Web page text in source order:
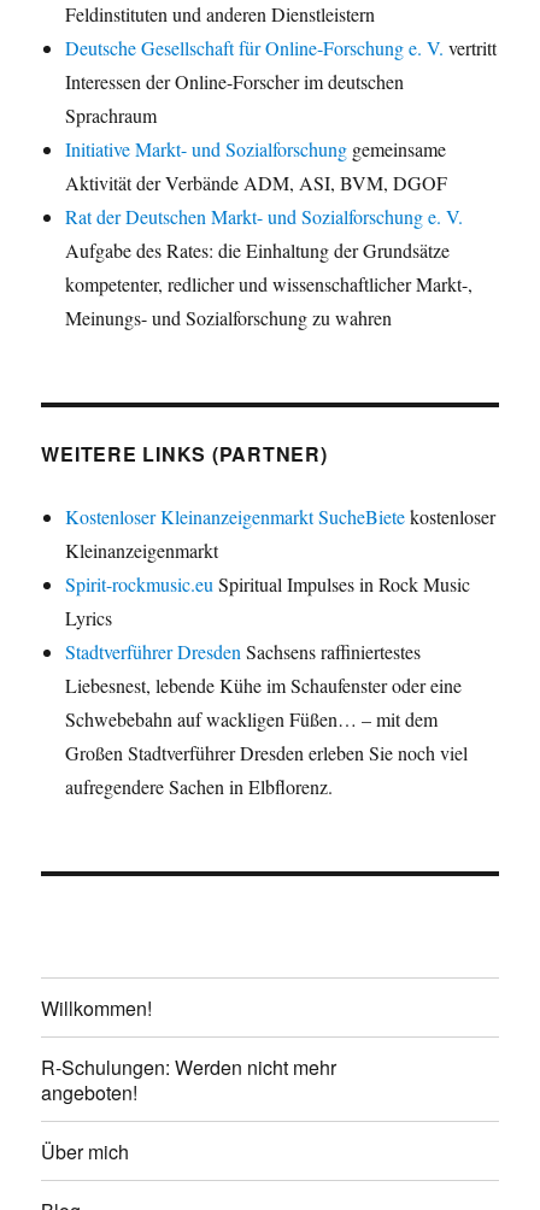
Feldinstituten und anderen Dienstleistern
Deutsche Gesellschaft für Online-Forschung e. V. vertritt
Interessen der Online-Forscher im deutschen
Sprachraum
Initiative Markt- und Sozialforschung gemeinsame
Aktivität der Verbände ADM, ASI, BVM, DGOF
Rat der Deutschen Markt- und Sozialforschung e. V.
Aufgabe des Rates: die Einhaltung der Grundsätze
kompetenter, redlicher und wissenschaftlicher Markt-,
Meinungs- und Sozialforschung zu wahren
WEITERE LINKS (PARTNER)
Kostenloser Kleinanzeigenmarkt SucheBietekostenloser
Kleinanzeigenmarkt
Spirit-rockmusic.euSpiritual Impulses in Rock Music
Lyrics
Stadtverführer DresdenSachsens raffiniertestes
Liebesnest, lebende Kühe im Schaufenster oder eine
Schwebebahn auf wackligen Füßen… – mit dem
Großen Stadtverführer Dresden erleben Sie noch viel
aufregendere Sachen in Elbflorenz.
Willkommen!
R-Schulungen: Werden nicht mehr
angeboten!
Über mich